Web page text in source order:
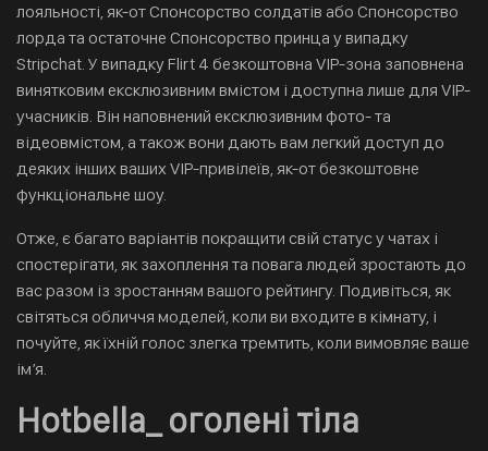
лояльності, як-от Спонсорство солдатів або Спонсорство
лорда та остаточне Спонсорство принца у випадку
Stripchat. У випадку Flirt 4 безкоштовна VIP-зона заповнена
винятковим ексклюзивним вмістом і доступна лише для VIP-
учасників. Він наповнений ексклюзивним фото- та
відеовмістом, а також вони дають вам легкий доступ до
деяких інших ваших VIP-привілеїв, як-от безкоштовне
функціональне шоу.
Отже, є багато варіантів покращити свій статус у чатах і
спостерігати, як захоплення та повага людей зростають до
вас разом із зростанням вашого рейтингу. Подивіться, як
світяться обличчя моделей, коли ви входите в кімнату, і
почуйте, як їхній голос злегка тремтить, коли вимовляє ваше
ім’я.
Hotbella_ оголені тіла